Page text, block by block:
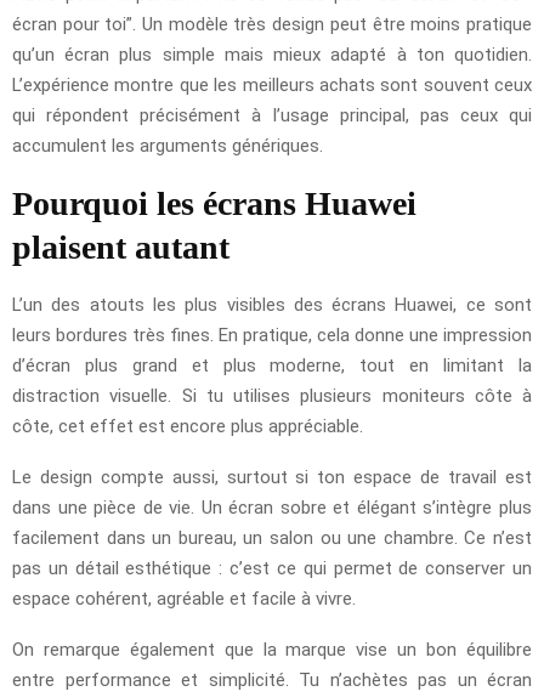
écran pour toi”. Un modèle très design peut être moins pratique
qu’un écran plus simple mais mieux adapté à ton quotidien.
L’expérience montre que les meilleurs achats sont souvent ceux
qui répondent précisément à l’usage principal, pas ceux qui
accumulent les arguments génériques.
Pourquoi les écrans Huawei
plaisent autant
L’un des atouts les plus visibles des écrans Huawei, ce sont
leurs bordures très fines. En pratique, cela donne une impression
d’écran plus grand et plus moderne, tout en limitant la
distraction visuelle. Si tu utilises plusieurs moniteurs côte à
côte, cet effet est encore plus appréciable.
Le design compte aussi, surtout si ton espace de travail est
dans une pièce de vie. Un écran sobre et élégant s’intègre plus
facilement dans un bureau, un salon ou une chambre. Ce n’est
pas un détail esthétique : c’est ce qui permet de conserver un
espace cohérent, agréable et facile à vivre.
On remarque également que la marque vise un bon équilibre
entre performance et simplicité. Tu n’achètes pas un écran